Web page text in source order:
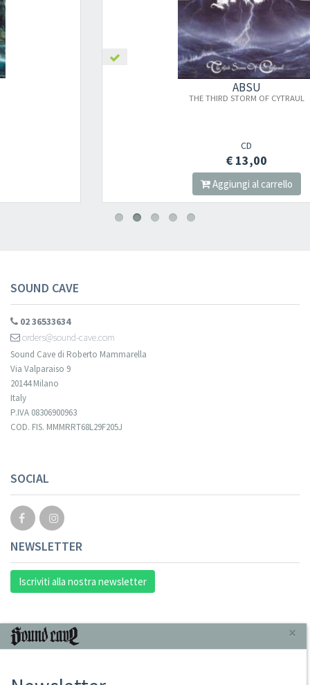
THE THIRD STORM OF CYTRAUL
Aggiungi al carrello
SOUND CAVE
02 36533634
orders@sound-cave.com
Sound Cave di Roberto Mammarella
Via Valparaiso 9
20144 Milano
Italy
P.IVA 08306900963
COD. FIS. MMMRRT68L29F205J
SOCIAL
NEWSLETTER
Iscriviti alla nostra newsletter
INFORMAZIONI
Punto Vendita
×